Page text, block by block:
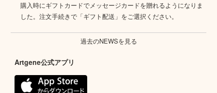
購入時にギフトカードでメッセージカードを贈れるようになりま
した。注文手続きで「ギフト配送」をご選択ください。
過去のNEWSを見る
Artgene公式アプリ